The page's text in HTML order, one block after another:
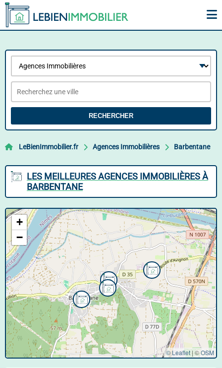
RECHERCHER
LeBienImmobilier.fr Agences Immobilières Barbentane
LES MEILLEURES AGENCES IMMOBILIÈRES À
BARBENTANE
+
−
© Leaflet | ©OSM